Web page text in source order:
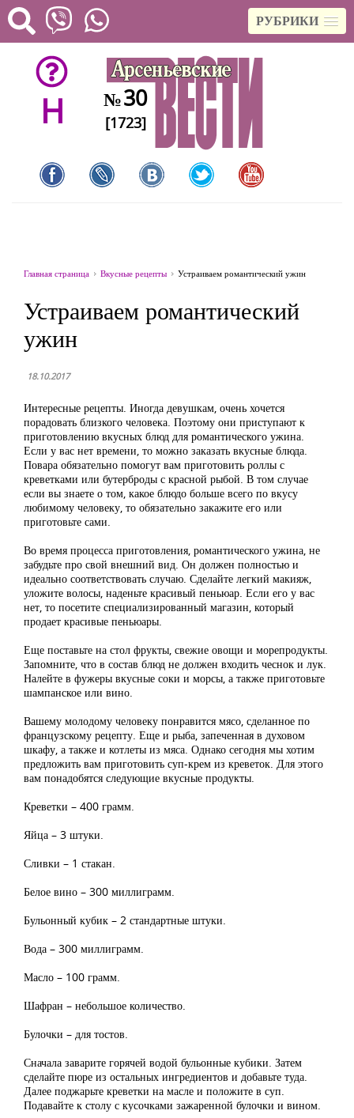
РУБРИКИ
H №30
[1723]
Главная страница Вкусные рецепты Устраиваем романтический ужин
Устраиваем романтический
ужин
18.10.2017
Интересные рецепты. Иногда девушкам, очень хочется
порадовать близкого человека. Поэтому они приступают к
приготовлению вкусных блюд для романтического ужина.
Если у вас нет времени, то можно заказать вкусные блюда.
Повара обязательно помогут вам приготовить роллы с
креветками или бутерброды с красной рыбой. В том случае
если вы знаете о том, какое блюдо больше всего по вкусу
любимому человеку, то обязательно закажите его или
приготовьте сами.
Во время процесса приготовления, романтического ужина, не
забудьте про свой внешний вид. Он должен полностью и
идеально соответствовать случаю. Сделайте легкий макияж,
уложите волосы, наденьте красивый пеньюар. Если его у вас
нет, то посетите специализированный магазин, который
продает красивые пеньюары.
Еще поставьте на стол фрукты, свежие овощи и морепродукты.
Запомните, что в состав блюд не должен входить чеснок и лук.
Налейте в фужеры вкусные соки и морсы, а также приготовьте
шампанское или вино.
Вашему молодому человеку понравится мясо, сделанное по
французскому рецепту. Еще и рыба, запеченная в духовом
шкафу, а также и котлеты из мяса. Однако сегодня мы хотим
предложить вам приготовить суп-крем из креветок. Для этого
вам понадобятся следующие вкусные продукты.
Креветки – 400 грамм.
Яйца – 3 штуки.
Сливки – 1 стакан.
Белое вино – 300 миллиграмм.
Бульонный кубик – 2 стандартные штуки.
Вода – 300 миллиграмм.
Масло – 100 грамм.
Шафран – небольшое количество.
Булочки – для тостов.
Сначала заварите горячей водой бульонные кубики. Затем
сделайте пюре из остальных ингредиентов и добавьте туда.
Далее поджарьте креветки на масле и положите в суп.
Подавайте к столу с кусочками зажаренной булочки и вином.